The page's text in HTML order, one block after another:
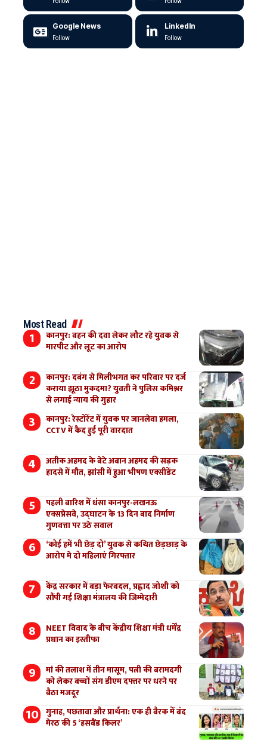
Google News
Follow
LinkedIn
Follow
Most Read
कानपुर: बहन की दवा लेकर लौट रहे युवक से
मारपीट और लूट का आरोप
कानपुर: दबंग से मिलीभगत कर परिवार पर दर्ज
कराया झूठा मुकदमा? युवती ने पुलिस कमिश्नर
से लगाई न्याय की गुहार
कानपुर: रेस्टोरेंट में युवक पर जानलेवा हमला,
CCTV में कैद हुई पूरी वारदात
अतीक अहमद के बेटे अबान अहमद की सड़क
हादसे में मौत, झांसी में हुआ भीषण एक्सीडेंट
पहली बारिश में धंसा कानपुर-लखनऊ
एक्सप्रेसवे, उद्घाटन के 13 दिन बाद निर्माण
गुणवत्ता पर उठे सवाल
‘कोई हमें भी छेड़ दो’ युवक से कथित छेड़छाड़ के
आरोप मे दो महिलाएं गिरफ्तार
केंद्र सरकार में बड़ा फेरबदल, प्रह्लाद जोशी को
सौंपी गई शिक्षा मंत्रालय की जिम्मेदारी
NEET विवाद के बीच केंद्रीय शिक्षा मंत्री धर्मेंद्र
प्रधान का इस्तीफा
मां की तलाश में तीन मासूम, पत्नी की बरामदगी
को लेकर बच्चों संग डीएम दफ्तर पर धरने पर
बैठा मजदूर
गुनाह, पछतावा और प्रार्थना: एक ही बैरक में बंद
मेरठ की 5 ‘हसबैंड किलर’